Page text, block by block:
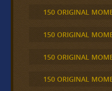
150 ORIGINAL
150 ORIGINAL
150 ORIGINAL
150 ORIGINAL